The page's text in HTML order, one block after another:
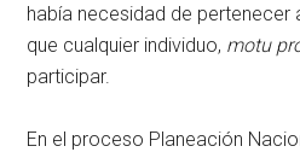
había necesidad de pertenecer
que cualquier individuo, motu
participar.
En el proceso Planeación